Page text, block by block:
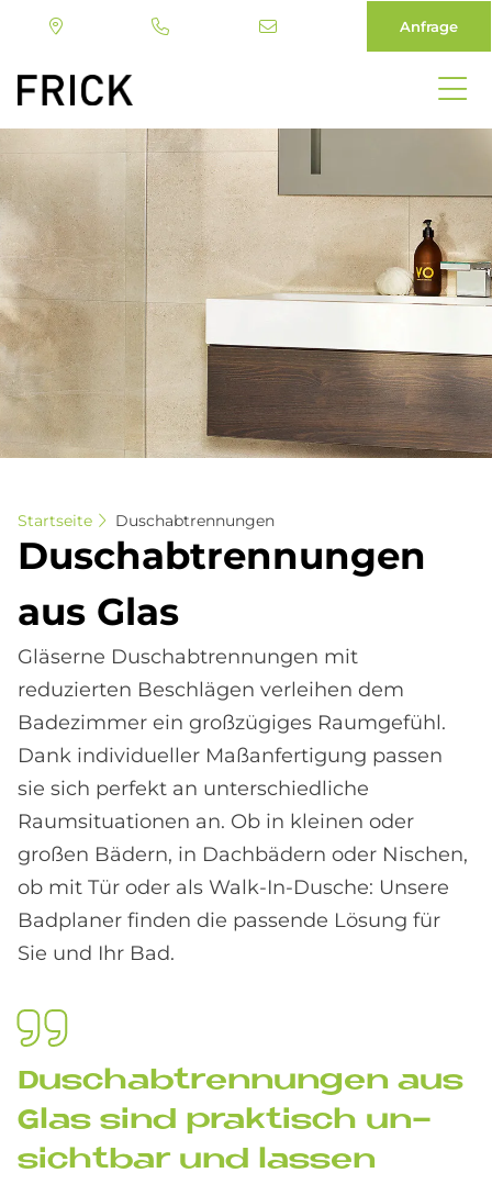
zum
Inhalt
Anfrage
Startseite Duschabtrennungen
Dusch­ab­tren­nun­gen
aus Glas
Gläserne Duschabtrennungen mit
reduzierten Beschlägen verleihen dem
Badezimmer ein großzügiges Raumgefühl.
Dank individueller Maßanfertigung passen
sie sich perfekt an unterschiedliche
Raumsituationen an. Ob in kleinen oder
großen Bädern, in Dachbädern oder Nischen,
ob mit Tür oder als Walk-In-Dusche: Unsere
Badplaner finden die passende Lösung für
Sie und Ihr Bad.
Dusch­ab­tren­nun­gen aus
Glas sind prak­tisch un­
sicht­bar und las­sen